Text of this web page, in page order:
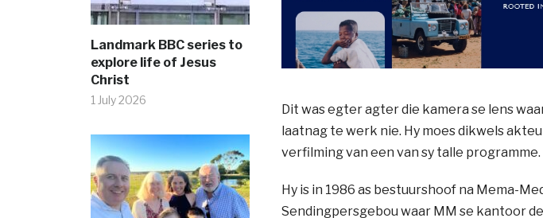
Landmark BBC series to
explore life of Jesus
Christ
1 July 2026
Dit was egter agter die kamera se lens
laatnag te werk nie. Hy moes dikwels
verfilming van een van sy talle
Hy is in 1986 as bestuurshoof na Mema-
Sendingpersgebou waar MM se kantoor